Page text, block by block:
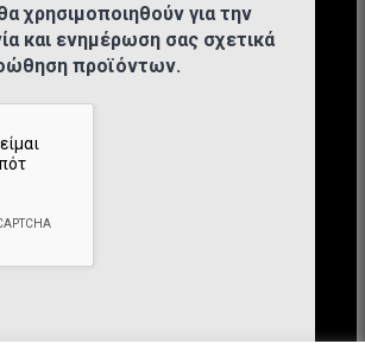
χρησιμοποιηθούν για την
και ενημέρωση σας σχετικά
προϊόντων.